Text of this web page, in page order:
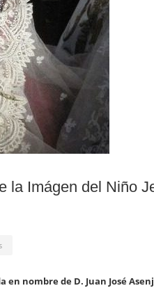
la Imágen del Niño
en nombre de D. Juan José